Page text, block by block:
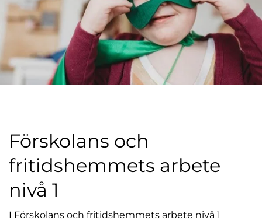
Förskolans och
fritidshemmets arbete
nivå 1
I Förskolans och fritidshemmets arbete nivå 1